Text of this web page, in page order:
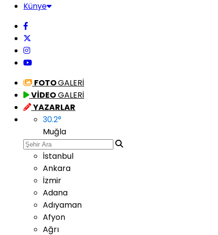
Künye
FOTOGALERİ
VİDEOGALERİ
YAZARLAR
30.2°
Muğla
İstanbul
Ankara
İzmir
Adana
Adıyaman
Afyon
Ağrı